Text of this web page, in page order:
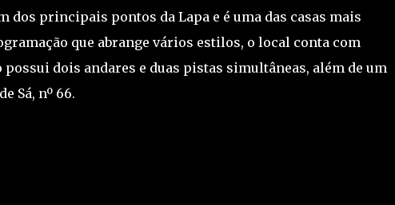
dos principais pontos da Lapa e é uma das casas mais
que abrange vários estilos, o local conta com
possui dois andares e duas pistas simultâneas, além de um
Sá, nº 66.